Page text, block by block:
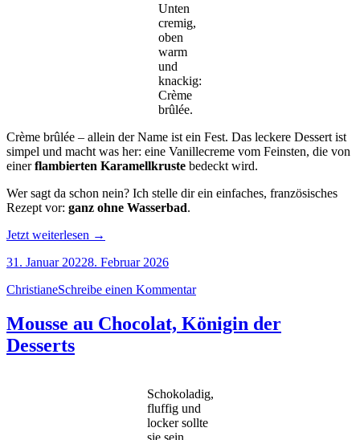
Unten
cremig,
oben
warm
und
knackig:
Crème
brûlée.
Crème brûlée – allein der Name ist ein Fest. Das leckere Dessert ist
simpel und macht was her: eine Vanillecreme vom Feinsten, die von
einerflambierten Karamellkruste bedeckt wird.
Wer sagt da schon nein? Ich stelle dir ein einfaches, französisches
Rezept vor: ganz ohne Wasserbad.
Jetzt weiterlesen „Crème
nach
Rezept“
→
31. Januar 20228. Februar 2026
ChristianeSchreibe einen Kommentar
Mousse au Chocolat, Königin der
Desserts
Schokoladig,
fluffig und
locker sollte
sie sein.